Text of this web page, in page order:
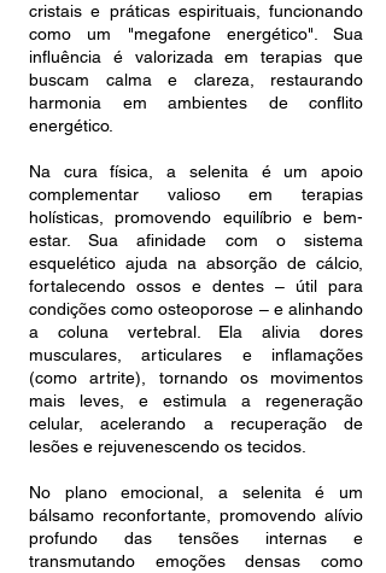
cristais e práticas espirituais, funcionando
como um "megafone energético". Sua
influência é valorizada em terapias que
buscam calma e clareza, restaurando
harmonia em ambientes de conflito
energético.
Na cura física, a selenita é um apoio
complementar valioso em terapias
holísticas, promovendo equilíbrio e bem-
estar. Sua afinidade com o sistema
esquelético ajuda na absorção de cálcio,
fortalecendo ossos e dentes – útil para
condições como osteoporose – e alinhando
a coluna vertebral. Ela alivia dores
musculares, articulares e inflamações
(como artrite), tornando os movimentos
mais leves, e estimula a regeneração
celular, acelerando a recuperação de
lesões e rejuvenescendo os tecidos.
No plano emocional, a selenita é um
bálsamo reconfortante, promovendo alívio
profundo das tensões internas e
transmutando emoções densas como